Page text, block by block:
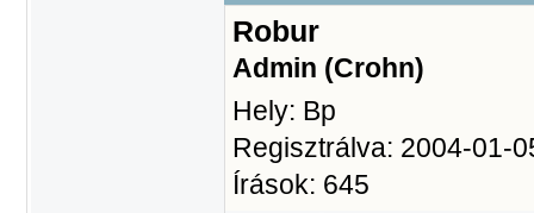
Robur
Admin (Crohn)
Hely: Bp
Regisztrálva: 2004-01-
Írások: 645